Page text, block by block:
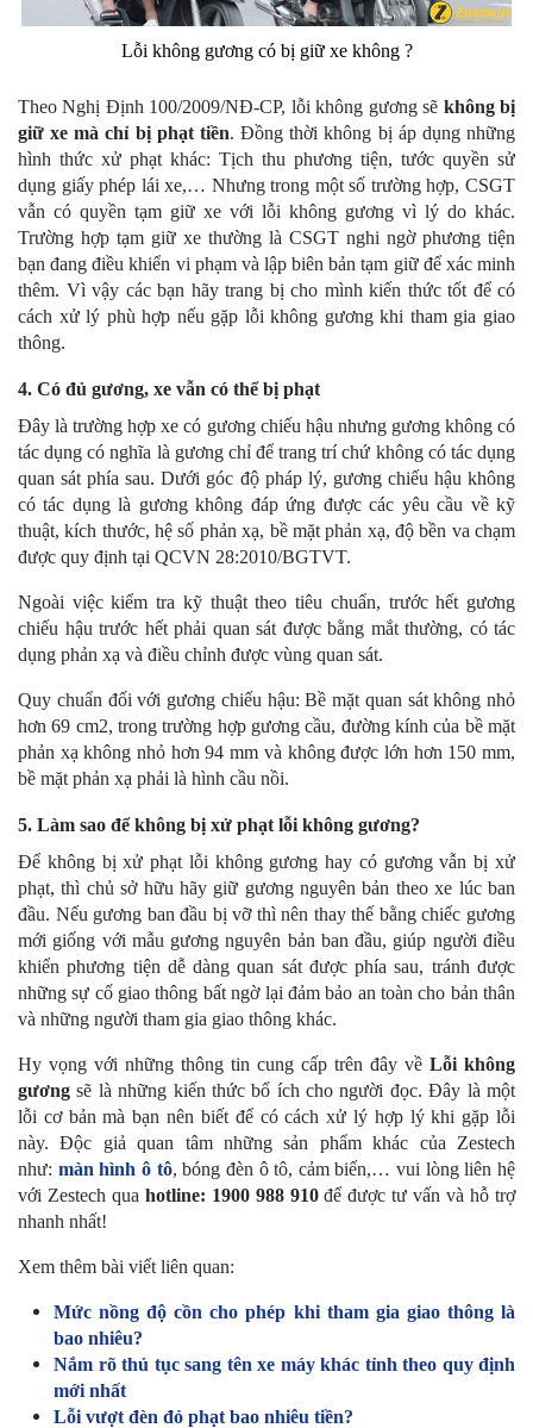
Lỗi không gương có bị giữ xe không ?
Theo Nghị Định 100/2009/NĐ-CP, lỗi không gương sẽ không bị
giữ xe mà chỉ bị phạt tiền. Đồng thời không bị áp dụng những
hình thức xử phạt khác: Tịch thu phương tiện, tước quyền sử
dụng giấy phép lái xe,… Nhưng trong một số trường hợp, CSGT
vẫn có quyền tạm giữ xe với lỗi không gương vì lý do khác.
Trường hợp tạm giữ xe thường là CSGT nghi ngờ phương tiện
bạn đang điều khiển vi phạm và lập biên bản tạm giữ để xác minh
thêm. Vì vậy các bạn hãy trang bị cho mình kiến thức tốt để có
cách xử lý phù hợp nếu gặp lỗi không gương khi tham gia giao
thông.
4. Có đủ gương, xe vẫn có thể bị phạt
Đây là trường hợp xe có gương chiếu hậu nhưng gương không có
tác dụng có nghĩa là gương chỉ để trang trí chứ không có tác dụng
quan sát phía sau. Dưới góc độ pháp lý, gương chiếu hậu không
có tác dụng là gương không đáp ứng được các yêu cầu về kỹ
thuật, kích thước, hệ số phản xạ, bề mặt phản xạ, độ bền va chạm
được quy định tại QCVN 28:2010/BGTVT.
Ngoài việc kiểm tra kỹ thuật theo tiêu chuẩn, trước hết gương
chiếu hậu trước hết phải quan sát được bằng mắt thường, có tác
dụng phản xạ và điều chỉnh được vùng quan sát.
Quy chuẩn đối với gương chiếu hậu: Bề mặt quan sát không nhỏ
hơn 69 cm2, trong trường hợp gương cầu, đường kính của bề mặt
phản xạ không nhỏ hơn 94 mm và không được lớn hơn 150 mm,
bề mặt phản xạ phải là hình cầu nồi.
5. Làm sao để không bị xử phạt lỗi không gương?
Để không bị xử phạt lỗi không gương hay có gương vẫn bị xử
phạt, thì chủ sở hữu hãy giữ gương nguyên bản theo xe lúc ban
đầu. Nếu gương ban đầu bị vỡ thì nên thay thế bằng chiếc gương
mới giống với mẫu gương nguyên bản ban đầu, giúp người điều
khiển phương tiện dễ dàng quan sát được phía sau, tránh được
những sự cố giao thông bất ngờ lại đảm bảo an toàn cho bản thân
và những người tham gia giao thông khác.
Hy vọng với những thông tin cung cấp trên đây về Lỗi không
gương sẽ là những kiến thức bổ ích cho người đọc. Đây là một
lỗi cơ bản mà bạn nên biết để có cách xử lý hợp lý khi gặp lỗi
này. Độc giả quan tâm những sản phẩm khác của Zestech
như: màn hình ô tô, bóng đèn ô tô, cảm biến,… vui lòng liên hệ
với Zestech qua hotline: 1900 988 910để được tư vấn và hỗ trợ
nhanh nhất!
Xem thêm bài viết liên quan:
Mức nồng độ cồn cho phép khi tham gia giao thông là
bao nhiêu?
Nắm rõ thủ tục sang tên xe máy khác tỉnh theo quy định
mới nhất
Lỗi vượt đèn đỏ phạt bao nhiêu tiền?